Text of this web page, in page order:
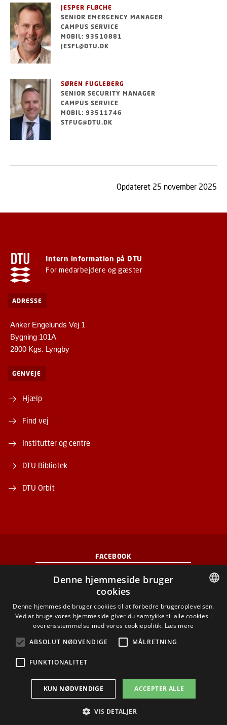
JESPER FLØCHE
SENIOR EMERGENCY MANAGER
CAMPUS SERVICE
MOBIL: 93510881
JESFL@DTU.DK
SØREN FUGLEBERG
SENIOR SECURITY MANAGER
CAMPUS SERVICE
MOBIL: 93511746
STFUG@DTU.DK
Opdateret 25 november 2025
Intern information på DTU
For medarbejdere og gæster
ADRESSE
Anker Engelunds Vej 1
Bygning 101A
2800 Kgs. Lyngby
GENVEJE
Hjælp
Find vej
Institutter og centre
DTU Bibliotek
DTU Orbit
FACEBOOK
INSTAGRAM
LINKEDIN
Brug af personoplysninger
Cookieoversigt
Tilgængelighedserklæring
DANISH
Denne hjemmeside bruger
cookies
Denne hjemmeside bruger cookies til at forbedre brugeroplevelsen.
Ved at bruge vores hjemmeside giver du samtykke til alle cookies i
overensstemmelse med vores cookiepolitik. Læs mere
ABSOLUT NØDVENDIGE
MÅLRETNING
FUNKTIONALITET
ACCEPTER ALLE
KUN NØDVENDIGE
VIS DETALJER